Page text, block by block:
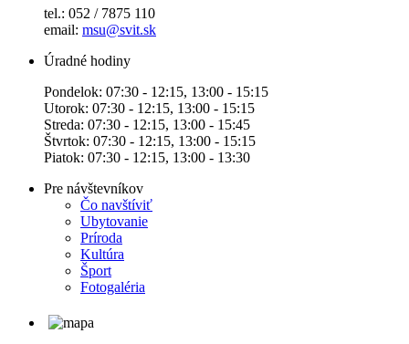
tel.: 052 / 7875 110
email: msu@svit.sk
Úradné hodiny
Pondelok: 07:30 - 12:15, 13:00 - 15:15
Utorok: 07:30 - 12:15, 13:00 - 15:15
Streda: 07:30 - 12:15, 13:00 - 15:45
Štvrtok: 07:30 - 12:15, 13:00 - 15:15
Piatok: 07:30 - 12:15, 13:00 - 13:30
Pre návštevníkov
Čo navštíviť
Ubytovanie
Príroda
Kultúra
Šport
Fotogaléria